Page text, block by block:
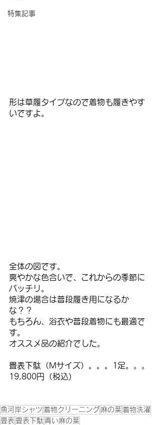
特集記事
形は草履タイプなので着物も履きやす
いですよ。
全体の図です。
爽やかな色合いで、これからの季節に
バッチリ。
焼津の場合は普段履き用になるか
な？？
もちろん、浴衣や普段着物にも最適で
す。
オススメ品の紹介でした。
畳表下駄（Mサイズ）。。。1足。。。
19,800円（税込)
魚河岸シャツ 着物クリーニング 麻の葉 着物洗濯
畳表 畳表下駄 青い麻の葉